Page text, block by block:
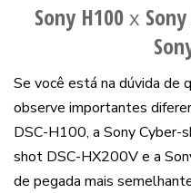
Sony H100 x
Se você está na dúvida de
observe importantes
DSC-H100, a Sony Cyber-
shot DSC-HX200V e a
de pegada mais